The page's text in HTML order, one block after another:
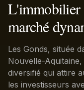
L'immobilier
marché
Les Gonds, située
Nouvelle-
diversifié qui attire
les investisseurs